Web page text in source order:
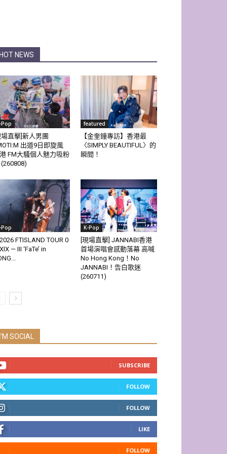
HOT NEWS
Pop
場直擊]新人男團
出道9日即旋風
FM大騷個人魅力吸粉
featured
【金奎鐘專訪】香港最
〈SIMPLY BEAUTIFUL〉的
瞬間！
Pop
2026 FTISLAND TOUR 0
— III ‘FaTe’ in
K-Pop
[現場直擊] JANNABI香港
首場演唱會感動落幕 高喊
No Hong Kong！No
JANNABI！告白歌迷
(260711)
I'M SOCIAL
SUBSCRIBE
FOLLOW
FOLLOW
LIKE
FOLLOW